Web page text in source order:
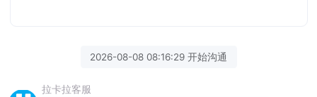
2026-08-08 08:16:29 开始沟通
拉卡拉客服